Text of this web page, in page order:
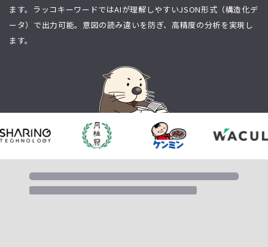
ます。ラッコキーワードではAIが理解しやすいJSON形式（構造化デ
ータ）で出力可能。意図の読み違いを防ぎ、高精度の分析を実現し
ます。